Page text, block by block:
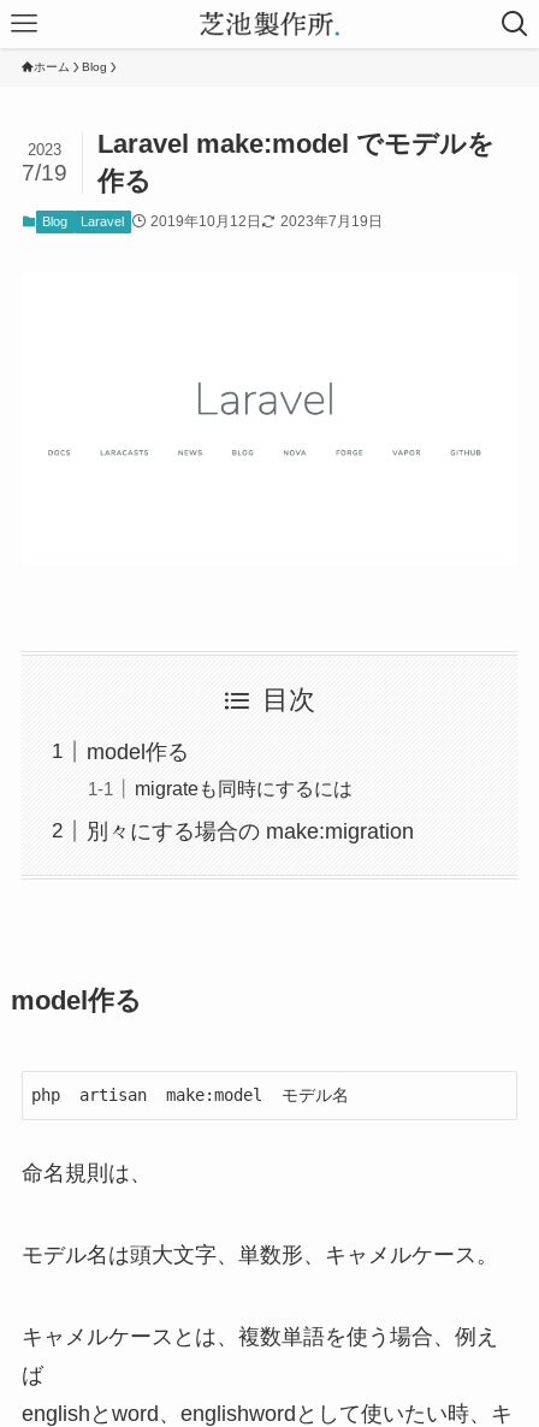
ホーム Blog
Laravel make:model でモデルを
作る
2023
7/19
Blog Laravel 2019年10月12日 2023年7月19日
目次
model作る
migrateも同時にするには
別々にする場合の make:migration
model作る
php  artisan  make:model  モデル名
命名規則は、
モデル名は頭大文字、単数形、 キャメルケース 。
キャメルケースとは、複数単語を使う場合、例え
ば
englishとword、englishwordとして使いたい時、キ